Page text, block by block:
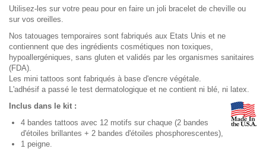
Utilisez-les sur votre peau pour en faire un joli bracelet de cheville ou
sur vos oreilles.
Nos tatouages temporaires sont fabriqués aux Etats Unis et ne
contiennent que des ingrédients cosmétiques non toxiques,
hypoallergéniques, sans gluten et validés par les organismes sanitaires
(FDA).
Les mini tattoos sont fabriqués à base d'encre végétale.
L'adhésif a passé le test dermatologique et ne contient ni blé, ni latex.
Inclus dans le kit :
4 bandes tattoos avec 12 motifs sur chaque (2 bandes
d'étoiles brillantes + 2 bandes d'étoiles phosphorescentes),
1 peigne.